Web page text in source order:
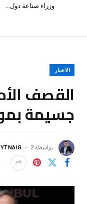
وزراء صناعة دول…
الاخبار
القصف
جسيمة
بواسطة 2 يوليو، 2025